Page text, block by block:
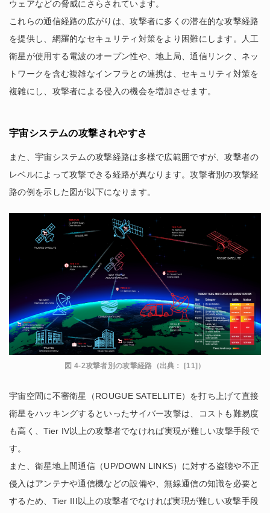
ウェアなどの脅威にさらされています。
これらの通信経路の広がりは、攻撃者に多くの潜在的な攻撃経路
を提供し、網羅的なセキュリティ対策をより困難にします。人工
衛星が使用する電波のオープン性や、地上局、通信リンク、ネッ
トワークを含む複雑なインフラとの連携は、セキュリティ対策を
複雑にし、攻撃者による侵入の機会を増加させます。
宇宙システムの攻撃されやすさ
また、宇宙システムの攻撃経路は多様で広範囲ですが、攻撃者の
レベルによって攻撃できる経路が異なります。攻撃者別の攻撃経
路の例を示した図が以下になります。
図 4-2攻撃者別の攻撃経路（出典： [11]）
宇宙空間に不審衛星（ROUGUE SATELLITE）を打ち上げて直接
衛星をハッキングするといったサイバー攻撃は、コストも難易度
も高く、Tier IV以上の攻撃者でなければ実現が難しい攻撃手段で
す。
また、衛星地上間通信（UP/DOWN LINKS）に対する盗聴や不正
侵入はアンテナや通信機などの設備や、無線通信の知識を必要と
するため、Tier III以上の攻撃者でなければ実現が難しい攻撃手段